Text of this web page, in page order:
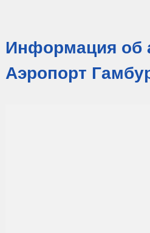
Информация об
Аэропорт